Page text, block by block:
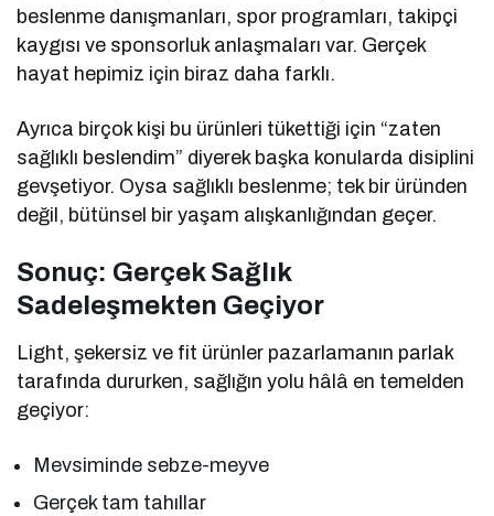
beslenme danışmanları, spor programları, takipçi
kaygısı ve sponsorluk anlaşmaları var. Gerçek
hayat hepimiz için biraz daha farklı.
Ayrıca birçok kişi bu ürünleri tükettiği için “zaten
sağlıklı beslendim” diyerek başka konularda disiplini
gevşetiyor. Oysa sağlıklı beslenme; tek bir üründen
değil, bütünsel bir yaşam alışkanlığından geçer.
Sonuç: Gerçek Sağlık
Sadeleşmekten Geçiyor
Light, şekersiz ve fit ürünler pazarlamanın parlak
tarafında dururken, sağlığın yolu hâlâ en temelden
geçiyor:
Mevsiminde sebze-meyve
Gerçek tam tahıllar